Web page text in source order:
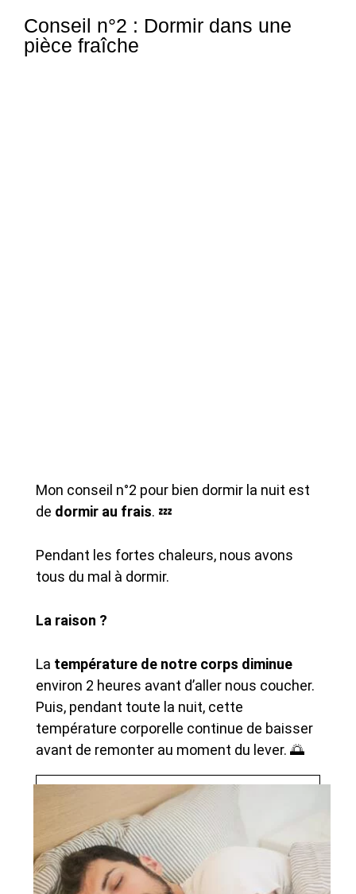
Conseil n°2 : Dormir dans une
pièce fraîche
Mon conseil n°2 pour bien dormir la nuit est
de dormir au frais. 💤
Pendant les fortes chaleurs, nous avons
tous du mal à dormir.
La raison ?
La température de notre corps diminue
environ 2 heures avant d’aller nous coucher.
Puis, pendant toute la nuit, cette
température corporelle continue de baisser
avant de remonter au moment du lever. 🌅